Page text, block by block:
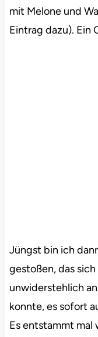
mit Melone und
Eintrag dazu). Ein
Jüngst bin ich
gestoßen, das
unwiderstehlich
konnte, es sofort
Es entstammt mal